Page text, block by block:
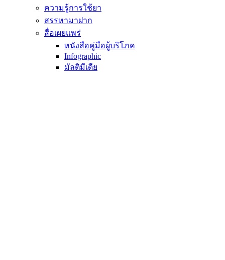
ความรู้การใช้ยา
สรรหามาฝาก
สื่อเผยแพร่
หนังสือคู่มือผู้บริโภค
Infographic
มัลติมีเดีย